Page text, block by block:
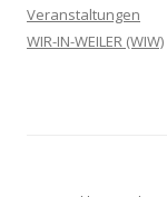
Veranstaltungen
WIR-IN-WEILER (WIW)